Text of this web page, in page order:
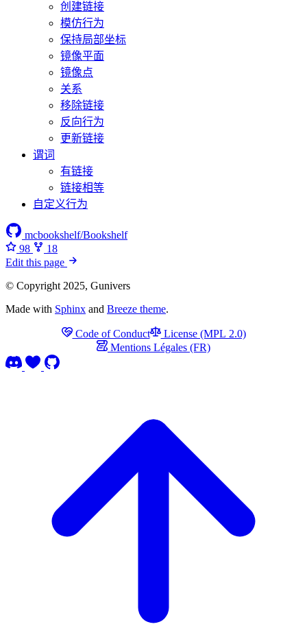
创建链接
模仿行为
保持局部坐标
镜像平面
镜像点
关系
移除链接
反向行为
更新链接
谓词
有链接
链接相等
自定义行为
mcbookshelf/Bookshelf
98
18
Edit this page
© Copyright 2025, Gunivers
Made with Sphinx and Breeze theme.
Code of Conduct
License (MPL 2.0)
Mentions Légales (FR)